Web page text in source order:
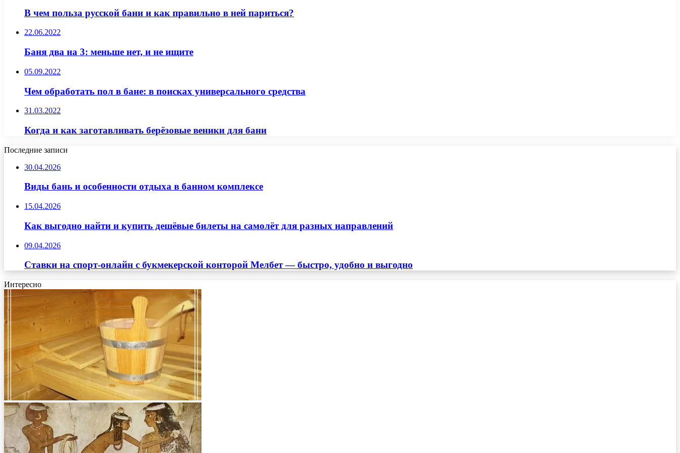
В чем польза русской бани и как правильно в ней париться?
22.06.2022
Баня два на 3: меньше нет, и не ищите
05.09.2022
Чем обработать пол в бане: в поисках универсального средства
31.03.2022
Когда и как заготавливать берёзовые веники для бани
Последние записи
30.04.2026
Виды бань и особенности отдыха в банном комплексе
15.04.2026
Как выгодно найти и купить дешёвые билеты на самолёт для разных направлений
09.04.2026
Ставки на спорт-онлайн с букмекерской конторой Мелбет — быстро, удобно и выгодно
Интересно